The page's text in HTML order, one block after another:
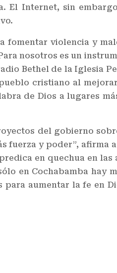
El Internet, sin
fomentar violencia y
nosotros es un
Bethel de la Iglesia
cristiano al
de Dios a lugares
del gobierno
fuerza y poder”, afirma
en quechua en las
en Cochabamba hay
para aumentar la fe en